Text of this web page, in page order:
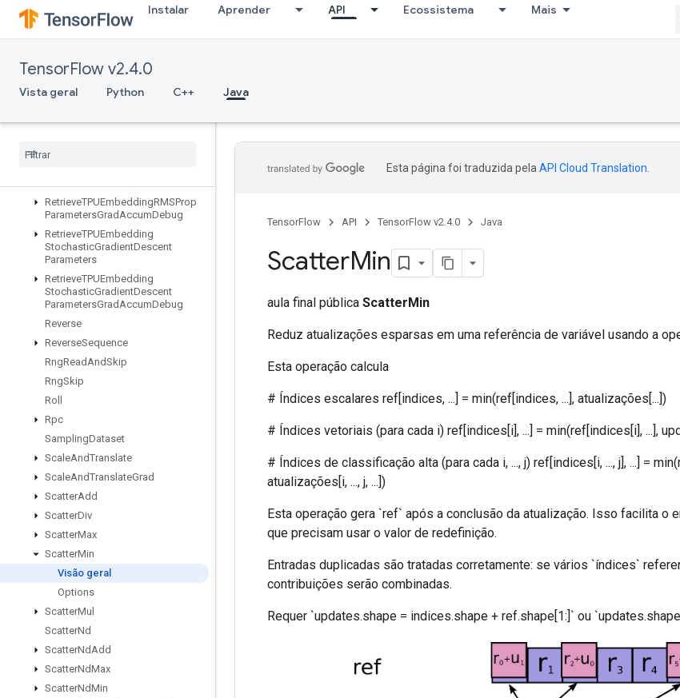
Instalar Aprender API Ecossistema Mais
TensorFlow v2.4.0
Vista geral Python C++ Java
RetrieveTPUEmbeddingMDLAdagradLightParameters
RetrieveTPUEmbeddingMomentumParameters
RetrieveTPUEmbeddingProximalAdagradParameters
RetrieveTPUEmbeddingProximalAdagradParametersGradAccumDebug
RetrieveTPUEmbeddingProximal
Debug
RetrieveTPUEmbeddingRMSProp
ParametersGradAccumDebug
RetrieveTPUEmbedding
StochasticGradientDescent
Parameters
RetrieveTPUEmbedding
StochasticGradientDescent
ParametersGradAccumDebug
Reverse
ReverseSequence
RngReadAndSkip
RngSkip
Roll
Rpc
SamplingDataset
ScaleAndTranslate
ScaleAndTranslateGrad
ScatterAdd
ScatterDiv
ScatterMax
ScatterMin
Visão geral
Options
ScatterMul
ScatterNd
ScatterNdAdd
ScatterNdMax
ScatterNdMin
Esta página foi traduzida pela API Cloud Translation
TensorFlow API TensorFlow v2.4.0 Java
ScatterMin
aula final pública ScatterMin
Reduz atualizações esparsas em uma referência de variável usando a
Esta operação calcula
# Índices escalares ref[indices, ...] = min(ref[indices, ...], atualizações[...])
# Índices vetoriais (para cada i) ref[indices[i], ...] = min(ref[indices[i], ...],
# Índices de classificação alta (para cada i, ..., j) ref[indices[i, ..., j], ...] =
atualizações[i, ..., j, ...])
Esta operação gera `ref` após a conclusão da atualização. Isso facilita o
que precisam usar o valor de redefinição.
Entradas duplicadas são tratadas corretamente: se vários `índices`
contribuições serão combinadas.
Requer `updates.shape = indices.shape + ref.shape[1:]` ou